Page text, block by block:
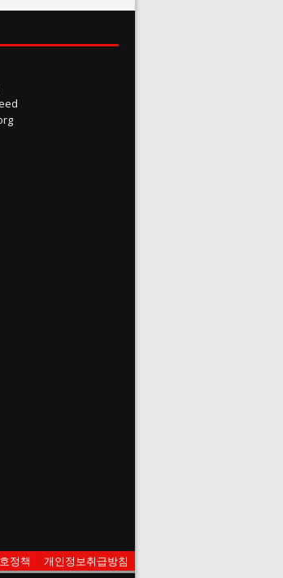
정책 개인정보취급방침